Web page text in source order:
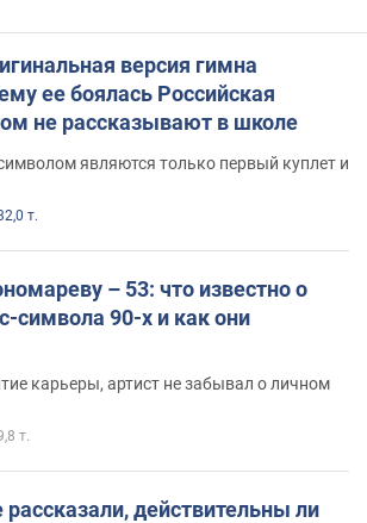
версия гимна
ее боялась Российская
не рассказывают в школе
являются только первый куплет и
т.
– 53: что известно о
символа 90-х и как они
карьеры, артист не забывал о личном
т.
действительны ли